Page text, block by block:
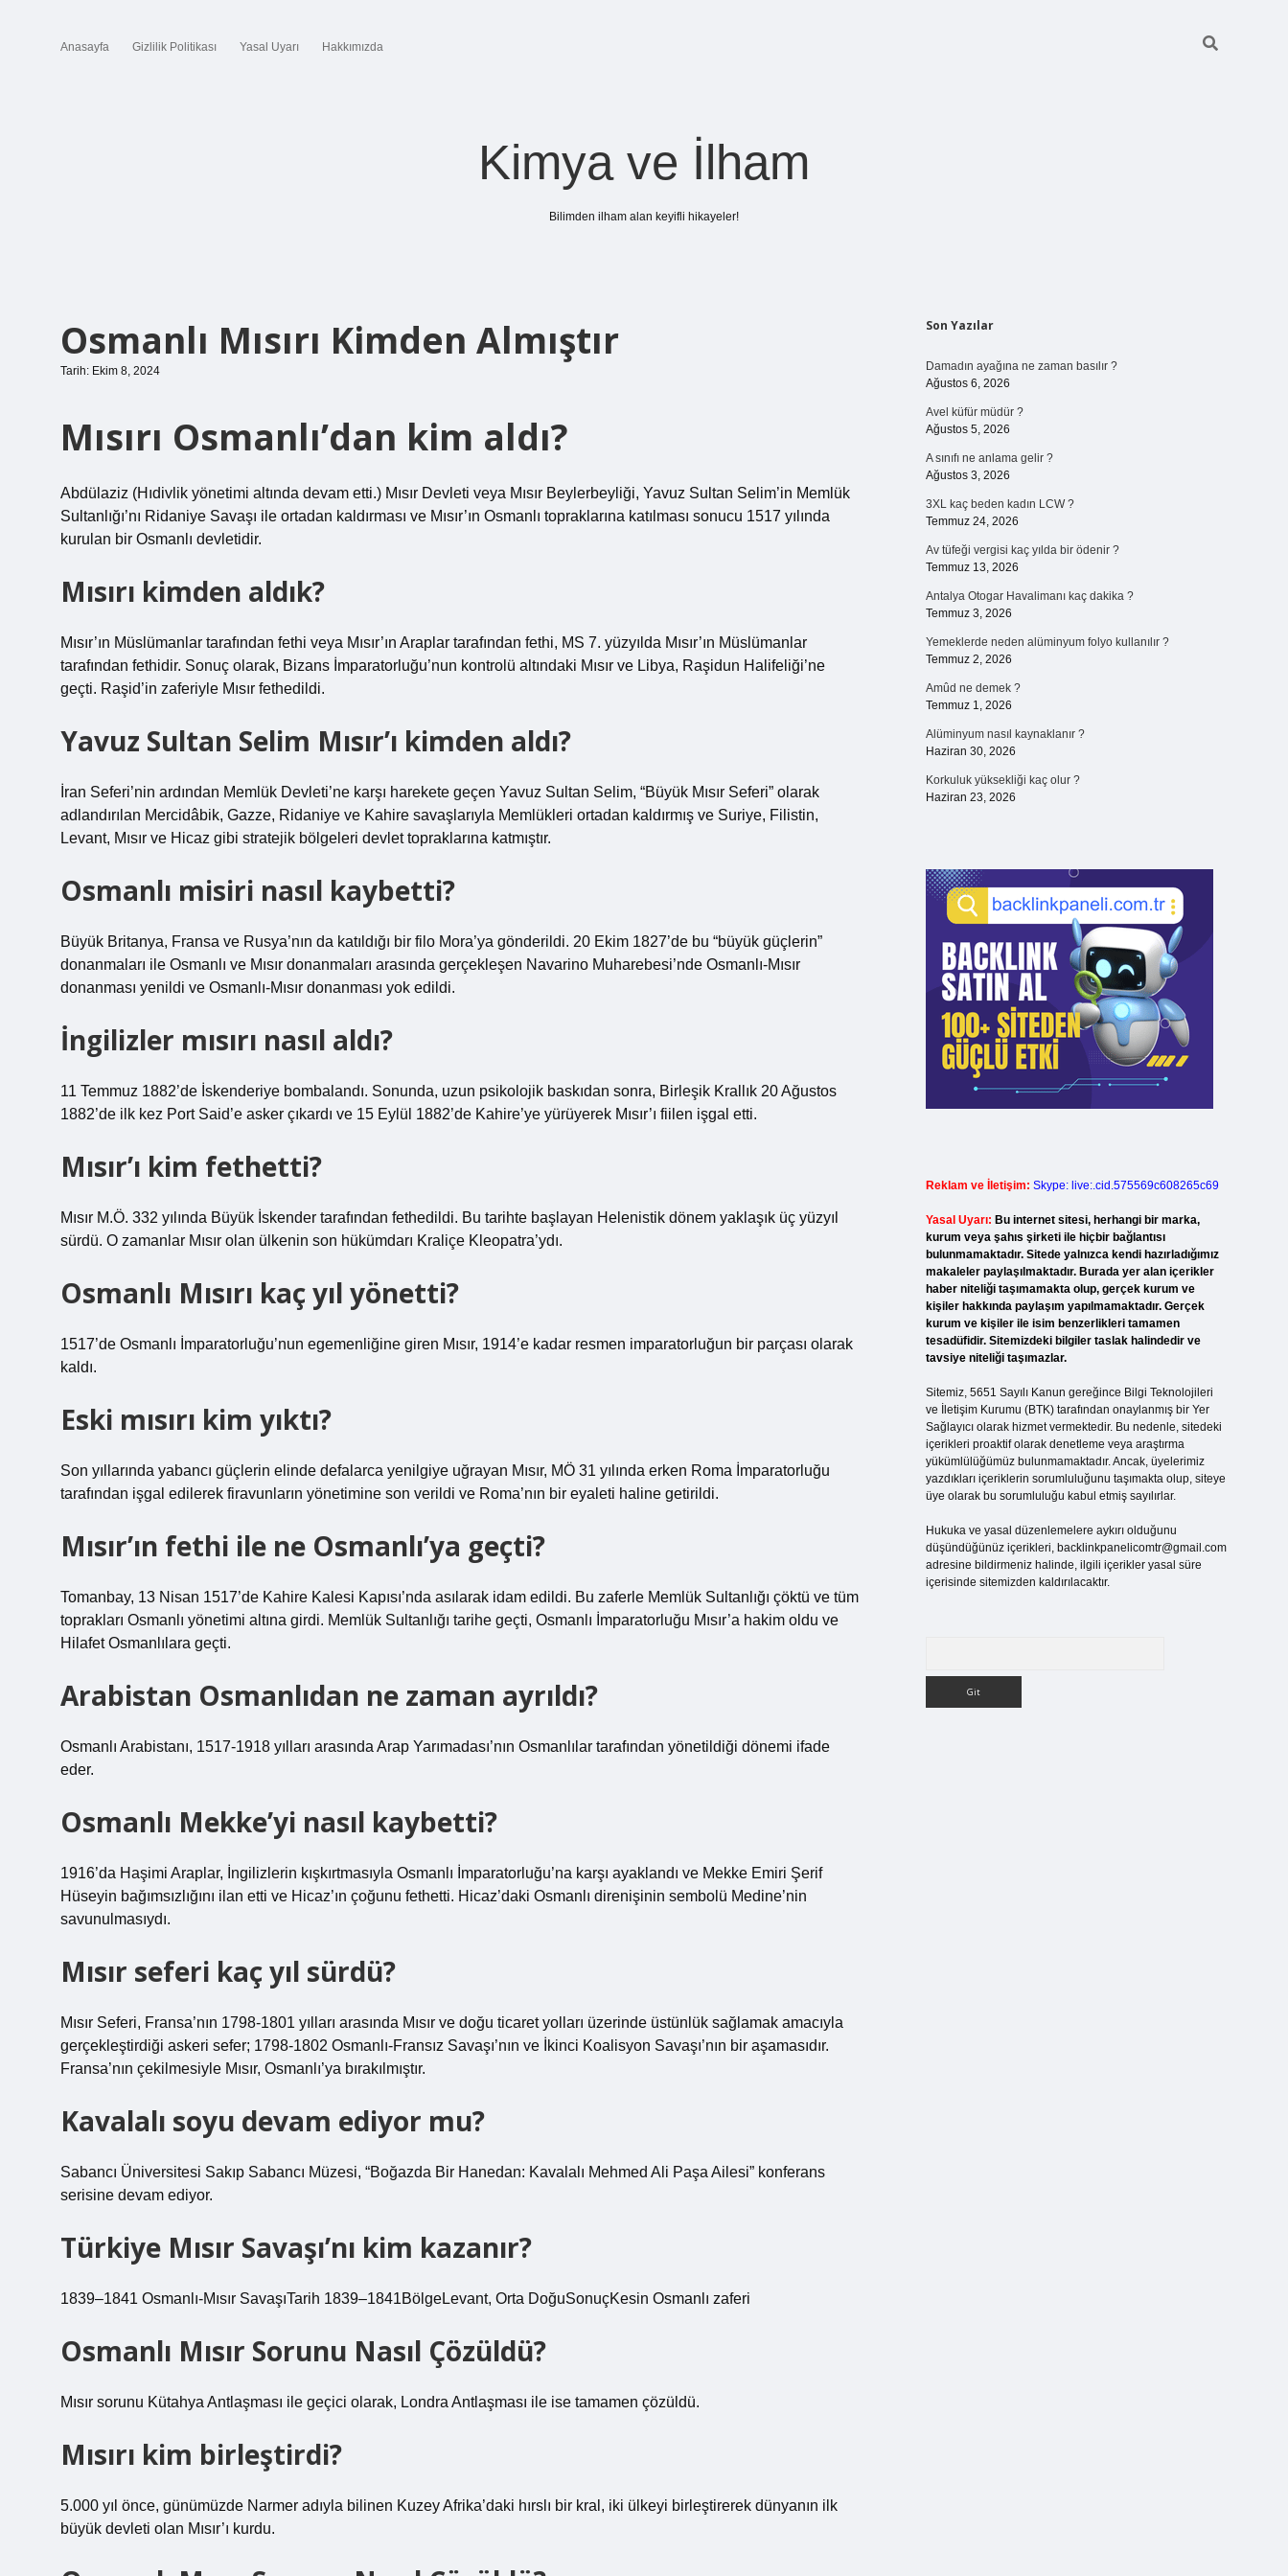
Anasayfa Gizlilik Politikası Yasal Uyarı Hakkımızda
Kimya ve İlham
Bilimden ilham alan keyifli hikayeler!
Osmanlı Mısırı Kimden Almıştır
Tarih: Ekim 8, 2024
Mısırı Osmanlı’dan kim aldı?
Abdülaziz (Hıdivlik yönetimi altında devam etti.) Mısır Devleti veya Mısır Beylerbeyliği, Yavuz Sultan Selim’in Memlük
Sultanlığı’nı Ridaniye Savaşı ile ortadan kaldırması ve Mısır’ın Osmanlı topraklarına katılması sonucu 1517 yılında
kurulan bir Osmanlı devletidir.
Mısırı kimden aldık?
Mısır’ın Müslümanlar tarafından fethi veya Mısır’ın Araplar tarafından fethi, MS 7. yüzyılda Mısır’ın Müslümanlar
tarafından fethidir. Sonuç olarak, Bizans İmparatorluğu’nun kontrolü altındaki Mısır ve Libya, Raşidun Halifeliği’ne
geçti. Raşid’in zaferiyle Mısır fethedildi.
Yavuz Sultan Selim Mısır’ı kimden aldı?
İran Seferi’nin ardından Memlük Devleti’ne karşı harekete geçen Yavuz Sultan Selim, “Büyük Mısır Seferi” olarak
adlandırılan Mercidâbik, Gazze, Ridaniye ve Kahire savaşlarıyla Memlükleri ortadan kaldırmış ve Suriye, Filistin,
Levant, Mısır ve Hicaz gibi stratejik bölgeleri devlet topraklarına katmıştır.
Osmanlı misiri nasıl kaybetti?
Büyük Britanya, Fransa ve Rusya’nın da katıldığı bir filo Mora’ya gönderildi. 20 Ekim 1827’de bu “büyük güçlerin”
donanmaları ile Osmanlı ve Mısır donanmaları arasında gerçekleşen Navarino Muharebesi’nde Osmanlı-Mısır
donanması yenildi ve Osmanlı-Mısır donanması yok edildi.
İngilizler mısırı nasıl aldı?
11 Temmuz 1882’de İskenderiye bombalandı. Sonunda, uzun psikolojik baskıdan sonra, Birleşik Krallık 20 Ağustos
1882’de ilk kez Port Said’e asker çıkardı ve 15 Eylül 1882’de Kahire’ye yürüyerek Mısır’ı fiilen işgal etti.
Mısır’ı kim fethetti?
Mısır M.Ö. 332 yılında Büyük İskender tarafından fethedildi. Bu tarihte başlayan Helenistik dönem yaklaşık üç yüzyıl
sürdü. O zamanlar Mısır olan ülkenin son hükümdarı Kraliçe Kleopatra’ydı.
Osmanlı Mısırı kaç yıl yönetti?
1517’de Osmanlı İmparatorluğu’nun egemenliğine giren Mısır, 1914’e kadar resmen imparatorluğun bir parçası olarak
kaldı.
Eski mısırı kim yıktı?
Son yıllarında yabancı güçlerin elinde defalarca yenilgiye uğrayan Mısır, MÖ 31 yılında erken Roma İmparatorluğu
tarafından işgal edilerek firavunların yönetimine son verildi ve Roma’nın bir eyaleti haline getirildi.
Mısır’ın fethi ile ne Osmanlı’ya geçti?
Tomanbay, 13 Nisan 1517’de Kahire Kalesi Kapısı’nda asılarak idam edildi. Bu zaferle Memlük Sultanlığı çöktü ve tüm
toprakları Osmanlı yönetimi altına girdi. Memlük Sultanlığı tarihe geçti, Osmanlı İmparatorluğu Mısır’a hakim oldu ve
Hilafet Osmanlılara geçti.
Arabistan Osmanlıdan ne zaman ayrıldı?
Osmanlı Arabistanı, 1517-1918 yılları arasında Arap Yarımadası’nın Osmanlılar tarafından yönetildiği dönemi ifade
eder.
Osmanlı Mekke’yi nasıl kaybetti?
1916’da Haşimi Araplar, İngilizlerin kışkırtmasıyla Osmanlı İmparatorluğu’na karşı ayaklandı ve Mekke Emiri Şerif
Hüseyin bağımsızlığını ilan etti ve Hicaz’ın çoğunu fethetti. Hicaz’daki Osmanlı direnişinin sembolü Medine’nin
savunulmasıydı.
Mısır seferi kaç yıl sürdü?
Mısır Seferi, Fransa’nın 1798-1801 yılları arasında Mısır ve doğu ticaret yolları üzerinde üstünlük sağlamak amacıyla
gerçekleştirdiği askeri sefer; 1798-1802 Osmanlı-Fransız Savaşı’nın ve İkinci Koalisyon Savaşı’nın bir aşamasıdır.
Fransa’nın çekilmesiyle Mısır, Osmanlı’ya bırakılmıştır.
Kavalalı soyu devam ediyor mu?
Sabancı Üniversitesi Sakıp Sabancı Müzesi, “Boğazda Bir Hanedan: Kavalalı Mehmed Ali Paşa Ailesi” konferans
serisine devam ediyor.
Türkiye Mısır Savaşı’nı kim kazanır?
1839–1841 Osmanlı-Mısır SavaşıTarih 1839–1841BölgeLevant, Orta DoğuSonuçKesin Osmanlı zaferi
Osmanlı Mısır Sorunu Nasıl Çözüldü?
Mısır sorunu Kütahya Antlaşması ile geçici olarak, Londra Antlaşması ile ise tamamen çözüldü.
Mısırı kim birleştirdi?
5.000 yıl önce, günümüzde Narmer adıyla bilinen Kuzey Afrika’daki hırslı bir kral, iki ülkeyi birleştirerek dünyanın ilk
büyük devleti olan Mısır’ı kurdu.
Sidebar
Son Yazılar
Damadın ayağına ne zaman basılır ?
Ağustos 6, 2026
Avel küfür müdür ?
Ağustos 5, 2026
A sınıfı ne anlama gelir ?
Ağustos 3, 2026
3XL kaç beden kadın LCW ?
Temmuz 24, 2026
Av tüfeği vergisi kaç yılda bir ödenir ?
Temmuz 13, 2026
Antalya Otogar Havalimanı kaç dakika ?
Temmuz 3, 2026
Yemeklerde neden alüminyum folyo kullanılır ?
Temmuz 2, 2026
Amûd ne demek ?
Temmuz 1, 2026
Alüminyum nasıl kaynaklanır ?
Haziran 30, 2026
Korkuluk yüksekliği kaç olur ?
Haziran 23, 2026
Reklam ve İletişim: Skype: live:.cid.575569c608265c69
Yasal Uyarı: Bu internet sitesi, herhangi bir marka,
kurum veya şahıs şirketi ile hiçbir bağlantısı
bulunmamaktadır. Sitede yalnızca kendi hazırladığımız
makaleler paylaşılmaktadır. Burada yer alan içerikler
haber niteliği taşımamakta olup, gerçek kurum ve
kişiler hakkında paylaşım yapılmamaktadır. Gerçek
kurum ve kişiler ile isim benzerlikleri tamamen
tesadüfidir. Sitemizdeki bilgiler taslak halindedir ve
tavsiye niteliği taşımazlar.
Sitemiz, 5651 Sayılı Kanun gereğince Bilgi Teknolojileri
ve İletişim Kurumu (BTK) tarafından onaylanmış bir Yer
Sağlayıcı olarak hizmet vermektedir. Bu nedenle, sitedeki
içerikleri proaktif olarak denetleme veya araştırma
yükümlülüğümüz bulunmamaktadır. Ancak, üyelerimiz
yazdıkları içeriklerin sorumluluğunu taşımakta olup, siteye
üye olarak bu sorumluluğu kabul etmiş sayılırlar.
Hukuka ve yasal düzenlemelere aykırı olduğunu
düşündüğünüz içerikleri, backlinkpanelicomtr@gmail.com
adresine bildirmeniz halinde, ilgili içerikler yasal süre
içerisinde sitemizden kaldırılacaktır.